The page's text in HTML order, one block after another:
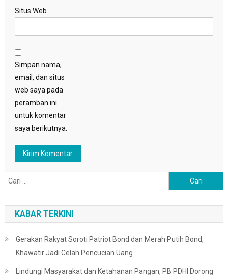
Situs Web
Simpan nama,
email, dan situs
web saya pada
peramban ini
untuk komentar
saya berikutnya.
untuk:
KABAR TERKINI
Gerakan Rakyat Soroti Patriot Bond dan Merah Putih Bond,
Khawatir Jadi Celah Pencucian Uang
Lindungi Masyarakat dan Ketahanan Pangan, PB PDHI Dorong